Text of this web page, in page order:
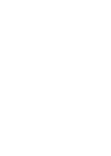
заранее
продуктовые
место для прогулок
все виды